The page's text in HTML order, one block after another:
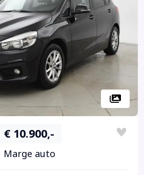
€ 10.900,-
Marge auto